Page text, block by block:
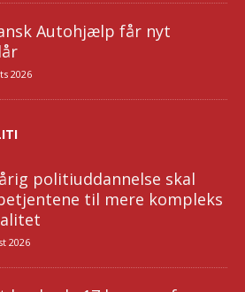
Autohjælp får nyt
2026
politiuddannelse skal
til mere kompleks
2026